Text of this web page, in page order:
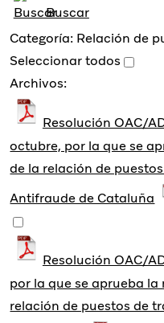
Buscar
Categoría: Relación de
Seleccionar todos
Archivos:
Resolución OAC/
octubre, por la que se
de la relación de
Antifraude de Cataluña
Resolución OAC/
por la que se aprueba
relación de puestos de